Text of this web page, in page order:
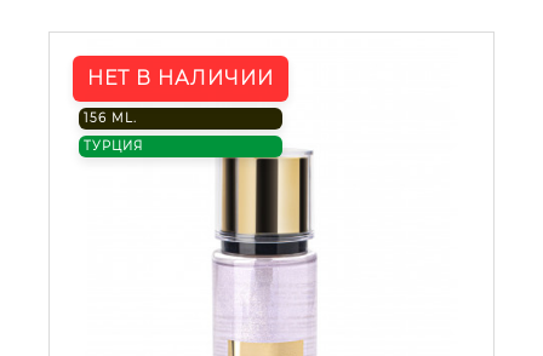
НЕТ В НАЛИЧИИ
156 ML.
ТУРЦИЯ